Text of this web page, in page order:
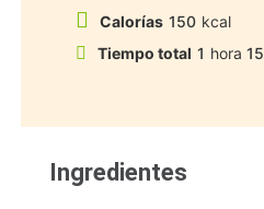
Calorías 150 kcal
Tiempo total 1 hora 15
Ingredientes